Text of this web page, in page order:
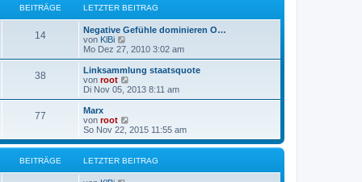
a
g
B
e
i
t
a
g
s
r
e
i
t
r
a
g
BEITRÄGE LETZTER BEITRAG
14
Negative Gefühle dominieren O…
von KlBi
e
u
e
s
t
B
e
t
a
g
Mo Dez 27, 2010 3:02 am
38
Linksammlung staatsquote
von root
e
u
t
r
B
e
i
Di Nov 05, 2013 8:11 am
77
Marx
von root
e
u
e
s
So Nov 22, 2015 11:55 am
BEITRÄGE LETZTER BEITRAG